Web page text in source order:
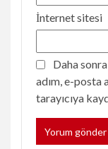
İnternet sitesi
Daha
adım, e-posta
tarayıcıya